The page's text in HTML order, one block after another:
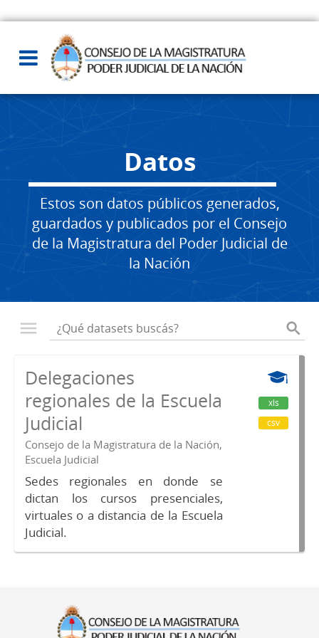
Datos
Estos son datos públicos generados,
guardados y publicados por el Consejo
de la Magistratura del Poder Judicial de
la Nación
Delegaciones
regionales de la Escuela
Judicial
Consejo de la Magistratura de la Nación,
Escuela Judicial
Sedes regionales en donde se
dictan los cursos presenciales,
virtuales o a distancia de la Escuela
Judicial.
xls
csv